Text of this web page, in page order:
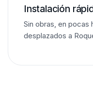
Instalación
Sin obras, en
desplazados a